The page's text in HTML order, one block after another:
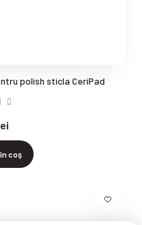
polish sticla CeriPad
coş